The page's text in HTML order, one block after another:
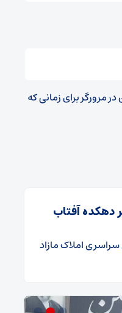
مرورگر برای زمانی که
دهکده آفتاب
املاک مازاد